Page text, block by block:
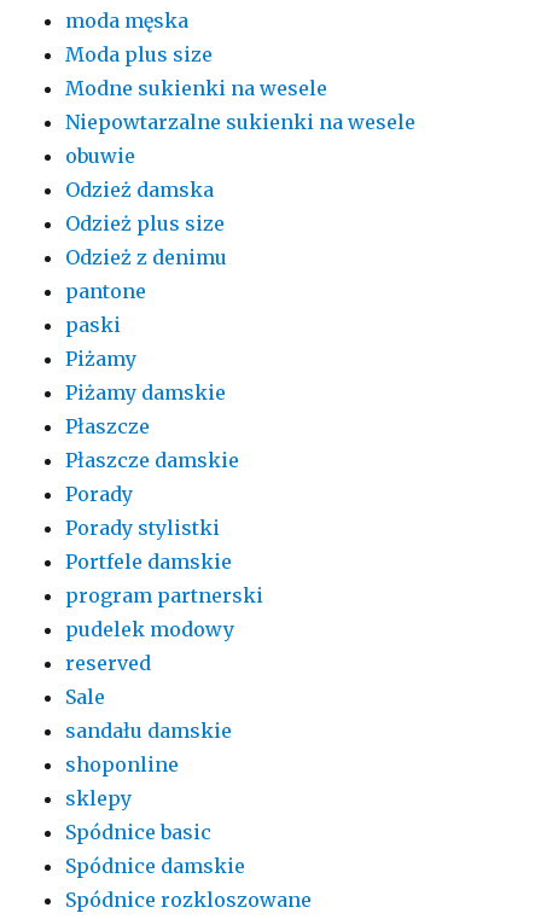
moda męska
Moda plus size
Modne sukienki na wesele
Niepowtarzalne sukienki na wesele
obuwie
Odzież damska
Odzież plus size
Odzież z denimu
pantone
paski
Piżamy
Piżamy damskie
Płaszcze
Płaszcze damskie
Porady
Porady stylistki
Portfele damskie
program partnerski
pudelek modowy
reserved
Sale
sandału damskie
shoponline
sklepy
Spódnice basic
Spódnice damskie
Spódnice rozkloszowane